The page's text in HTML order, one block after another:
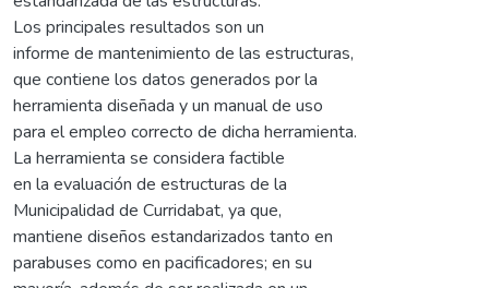
Los principales resultados son un
informe de mantenimiento de las estructuras,
que contiene los datos generados por la
herramienta diseñada y un manual de uso
para el empleo correcto de dicha herramienta.
La herramienta se considera factible
en la evaluación de estructuras de la
Municipalidad de Curridabat, ya que,
mantiene diseños estandarizados tanto en
parabuses como en pacificadores; en su